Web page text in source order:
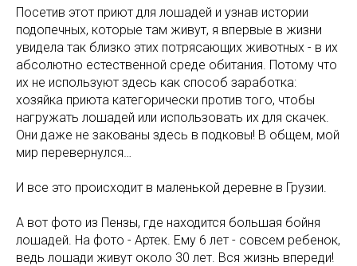
Посетив этот приют для лошадей и узнав истории
подопечных, которые там живут, я впервые в жизни
увидела так близко этих потрясающих животных - в их
абсолютно естественной среде обитания. Потому что
их не используют здесь как способ заработка:
хозяйка приюта категорически против того, чтобы
нагружать лошадей или использовать их для скачек.
Они даже не закованы здесь в подковы! В общем, мой
мир перевернулся…
И все это происходит в маленькой деревне в Грузии.
А вот фото из Пензы, где находится большая бойня
лошадей. На фото - Артек. Ему 6 лет - совсем ребенок,
ведь лошади живут около 30 лет. Вся жизнь впереди!